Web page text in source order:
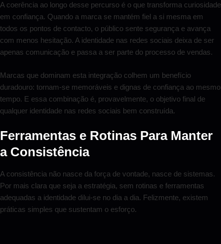
A coerência ao longo desse percurso é o que transforma curiosidade
em confiança. Quando a marca se mantém fiel a si mesma em
todos os pontos de contacto, o público sente segurança e avança
com menos hesitação. A identidade nas redes sociais deixa de ser
apenas comunicação e passa a ser parte do processo de vendas.
Marcas que dominam esta integração colhem um benefício
duradouro: tornam-se memoráveis e dignas de confiança ao mesmo
tempo. E essa combinação é, provavelmente, o objetivo final de
qualquer identidade nas redes sociais bem construída.
Ferramentas e Rotinas Para Manter
a Consistência
A consistência não nasce da força de vontade, nasce de sistemas.
Por mais clara que seja a estratégia, sem rotinas e ferramentas
adequadas a identidade dilui-se no dia a dia. Felizmente, existem
práticas simples que sustentam o esforço.